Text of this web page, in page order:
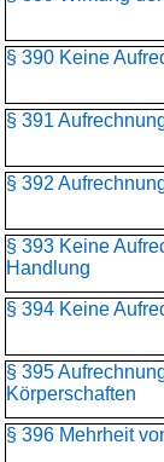
§ 390 Keine
§ 391
§ 392
§ 393 Keine
Handlung
§ 394 Keine
§ 395
Körperschaften
§ 396 Mehrheit